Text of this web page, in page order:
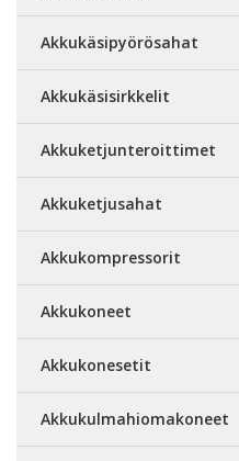
Akkukäsipyörösahat
Akkukäsisirkkelit
Akkuketjunteroittimet
Akkuketjusahat
Akkukompressorit
Akkukoneet
Akkukonesetit
Akkukulmahiomakoneet